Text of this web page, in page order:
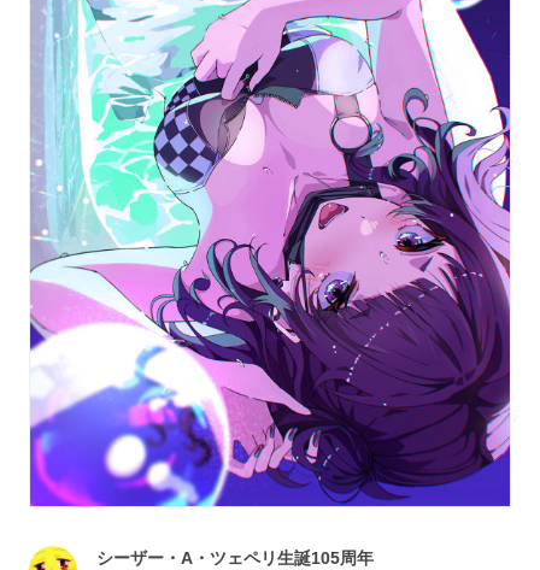
シーザー・A・ツェペリ生誕105周年